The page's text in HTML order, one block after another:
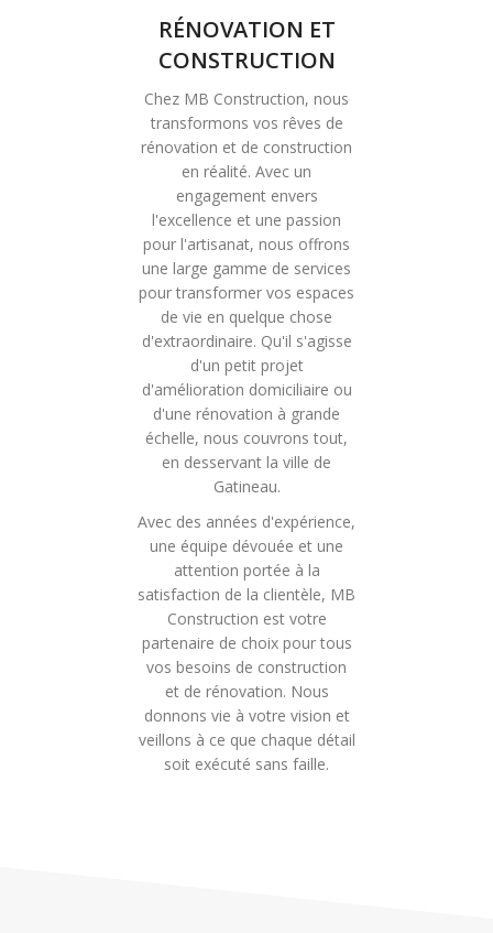
RÉNOVATION ET
CONSTRUCTION
Chez MB Construction, nous
transformons vos rêves de
rénovation et de construction
en réalité. Avec un
engagement envers
l'excellence et une passion
pour l'artisanat, nous offrons
une large gamme de services
pour transformer vos espaces
de vie en quelque chose
d'extraordinaire. Qu'il s'agisse
d'un petit projet
d'amélioration domiciliaire ou
d'une rénovation à grande
échelle, nous couvrons tout,
en desservant la ville de
Gatineau.
Avec des années d'expérience,
une équipe dévouée et une
attention portée à la
satisfaction de la clientèle, MB
Construction est votre
partenaire de choix pour tous
vos besoins de construction
et de rénovation. Nous
donnons vie à votre vision et
veillons à ce que chaque détail
soit exécuté sans faille.